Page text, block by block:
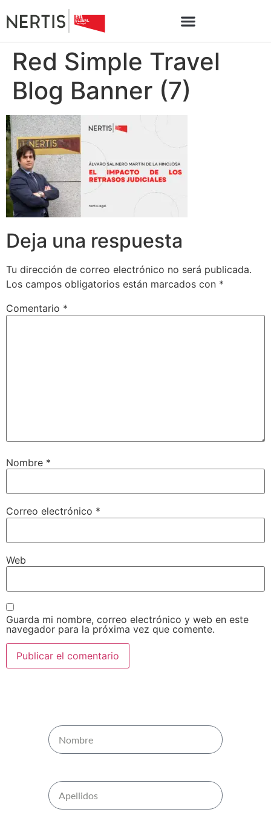
Red Simple Travel
Blog Banner (7)
Deja una respuesta
Tu dirección de correo electrónico no será publicada.
Los campos obligatorios están marcados con *
Comentario *
Nombre *
Correo electrónico *
Web
Guarda mi nombre, correo electrónico y web en este
navegador para la próxima vez que comente.